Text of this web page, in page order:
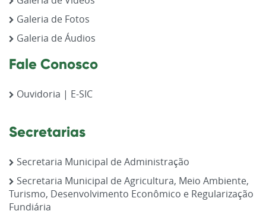
Galeria de Fotos
Galeria de Áudios
Fale Conosco
Ouvidoria | E-SIC
Secretarias
Secretaria Municipal de Administração
Secretaria Municipal de Agricultura, Meio Ambiente,
Turismo, Desenvolvimento Econômico e Regularização
Fundiária